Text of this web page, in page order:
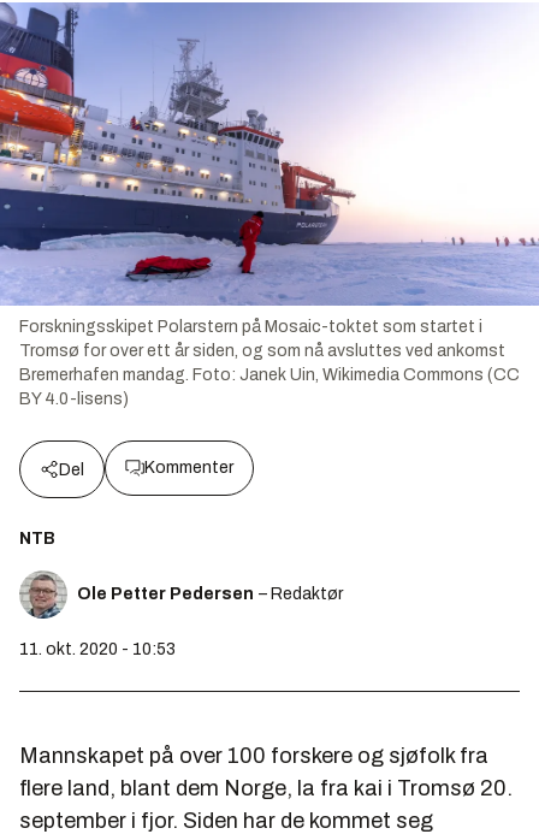
Forskningsskipet Polarstern på Mosaic-toktet som startet i
Tromsø for over ett år siden, og som nå avsluttes ved ankomst
Bremerhafen mandag. Foto: Janek Uin, Wikimedia Commons (CC
BY 4.0-lisens)
Del Kommenter
NTB
Ole Petter Pedersen – Redaktør
11. okt. 2020 - 10:53
Mannskapet på over 100 forskere og sjøfolk fra
flere land, blant dem Norge, la fra kai i Tromsø 20.
september i fjor. Siden har de kommet seg